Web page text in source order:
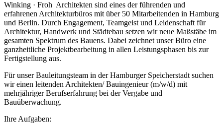
Winking · Froh Architekten sind eines der führenden und
erfahrenen Architekturbüros mit über 50 Mitarbeitenden in Hamburg
und Berlin. Durch Engagement, Teamgeist und Leidenschaft für
Architektur, Handwerk und Städtebau setzen wir neue Maßstäbe im
gesamten Spektrum des Bauens. Dabei zeichnet unser Büro eine
ganzheitliche Projektbearbeitung in allen Leistungsphasen bis zur
Fertigstellung aus.
Für unser Bauleitungsteam in der Hamburger Speicherstadt suchen
wir einen leitenden Architekten/ Bauingenieur (m/w/d) mit
mehrjähriger Berufserfahrung bei der Vergabe und
Bauüberwachung.
Ihre Aufgaben: